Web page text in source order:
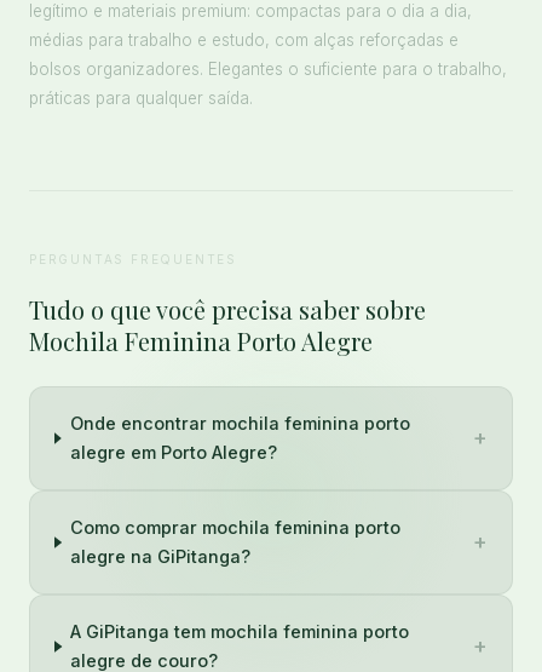
legítimo e materiais premium: compactas para o dia a dia,
médias para trabalho e estudo, com alças reforçadas e
bolsos organizadores. Elegantes o suficiente para o trabalho,
práticas para qualquer saída.
PERGUNTAS FREQUENTES
Tudo o que você precisa saber sobre
Mochila Feminina Porto Alegre
Onde encontrar mochila feminina porto
alegre em Porto Alegre?
+
Como comprar mochila feminina porto
alegre na GiPitanga?
+
A GiPitanga tem mochila feminina porto
alegre de couro?
+